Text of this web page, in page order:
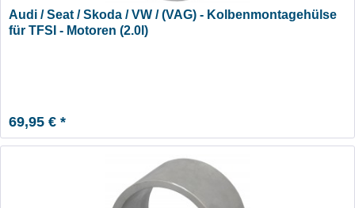
Audi / Seat / Skoda / VW / (VAG) - Kolbenmontagehülse
für TFSI - Motoren (2.0l)
69,95 € *